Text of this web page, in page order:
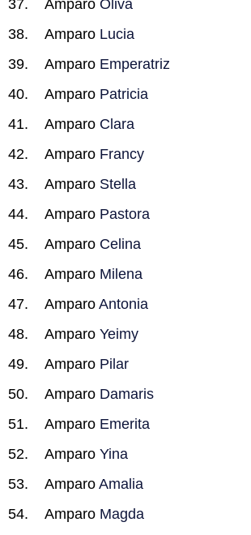
Amparo Oliva
Amparo Lucia
Amparo Emperatriz
Amparo Patricia
Amparo Clara
Amparo Francy
Amparo Stella
Amparo Pastora
Amparo Celina
Amparo Milena
Amparo Antonia
Amparo Yeimy
Amparo Pilar
Amparo Damaris
Amparo Emerita
Amparo Yina
Amparo Amalia
Amparo Magda